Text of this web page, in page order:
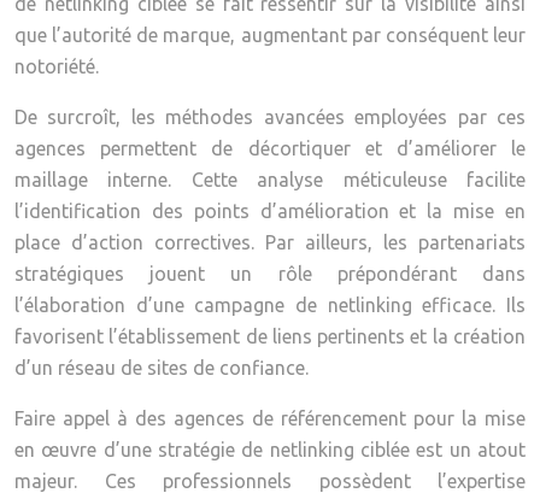
que l’autorité de marque, augmentant par conséquent leur
notoriété.
De surcroît, les méthodes avancées employées par ces
agences permettent de décortiquer et d’améliorer le
maillage interne. Cette analyse méticuleuse facilite
l’identification des points d’amélioration et la mise en
place d’action correctives. Par ailleurs, les partenariats
stratégiques jouent un rôle prépondérant dans
l’élaboration d’une campagne de netlinking efficace. Ils
favorisent l’établissement de liens pertinents et la création
d’un réseau de sites de confiance.
Faire appel à des agences de référencement pour la mise
en œuvre d’une stratégie de netlinking ciblée est un atout
majeur. Ces professionnels possèdent l’expertise